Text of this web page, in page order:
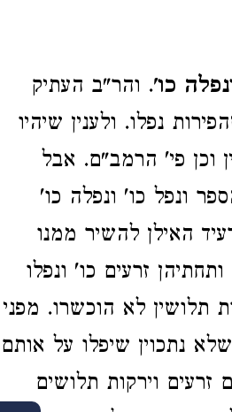
כו'. והר"ב העתיק
נפלו. ולענין שיהיו
וכן פי' הרמב"ם. אבל
ונפל כו' ונפלה כו'
האילן להשיר ממנו
זרעים כו' ונפלו
תלושין לא הוכשרו. מפני
נתכוין שיפלו על אותם
זרעים וירקות תלושים